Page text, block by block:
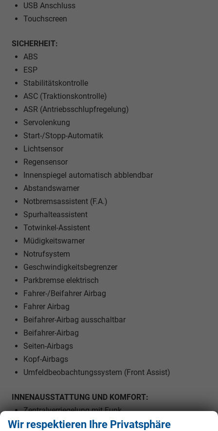
USB Anschluss
Touchscreen
SICHERHEIT:
ABS
ESP
Stabilitätskontrolle
ASC (Traktionskontrolle)
ASR (Antriebsschlupfregelung)
Servolenkung
Start-/Stopp-Automatik
Lichtsensor
Regensensor
Innenspiegel automatisch abblendbar
Abstandswarner
Notbremsassistent (F.A.)
Spurhalteassistent
Totwinkel-Assistent
Müdigkeitswarner
Notrufsystem
Geschwindigkeitsbegrenzer
Parkbremse elektrisch
Fahrer-/Beifahrer Airbag
Fahrer Airbag
Beifahrer-Airbag ausschaltbar
Beifahrer-Airbag
Seiten-Airbags
Kopf-Airbags
Umfeldbeobachtungssystem (Front Assist)
INNENAUSSTATTUNG UND KOMFORT:
Zentralverriegelung mit Funk
Keyless-Go
Wir respektieren Ihre Privatsphäre